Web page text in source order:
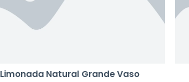
Limonada Natural Grande Vaso